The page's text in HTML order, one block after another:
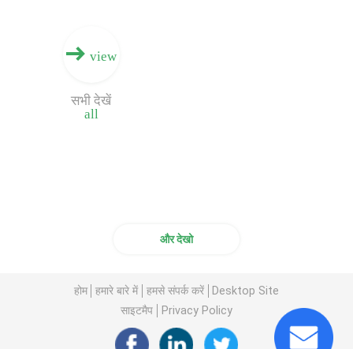
view
all
सभी देखें
और देखो
होम हमारे बारे में हमसे संपर्क करें
Desktop Site
साइटमैप
Privacy Policy